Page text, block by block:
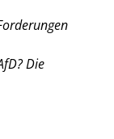
Die